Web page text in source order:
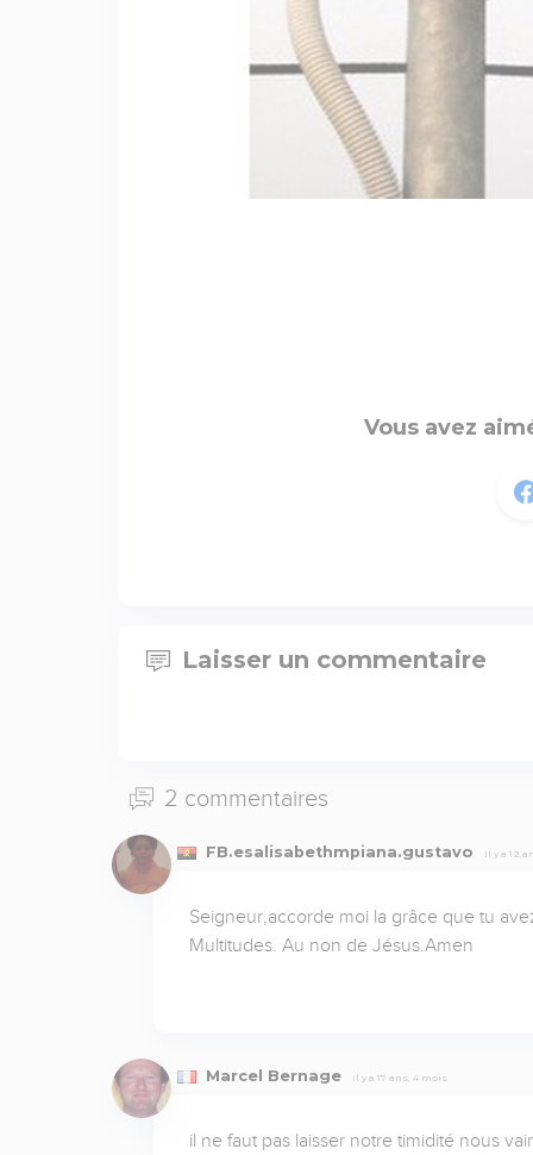
Vous avez
Laisser un commentaire
2 commentaires
FB.esalisabethmpiana.gustavo Il y a 12
Seigneur,accorde moi la grâce que tu
Multitudes. Au non de Jésus.Amen
Marcel Bernage Il y a 17 ans, 4 mois
il ne faut pas laisser notre timidité nous